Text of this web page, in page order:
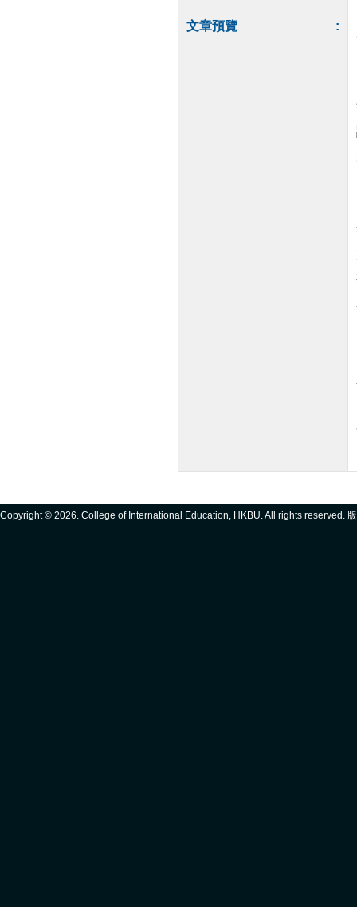
文章預覽 :
Copyright © 2026. College of International Education, HKBU. All rights reserved.